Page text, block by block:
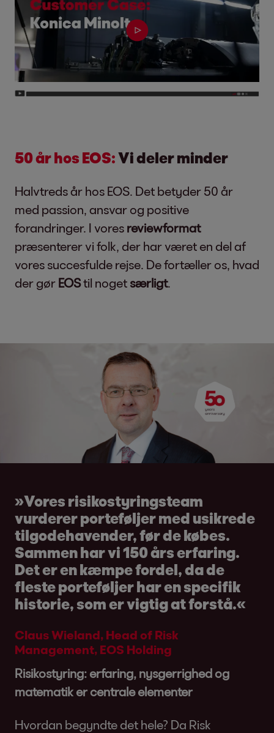
50 år hos EOS:Vi deler minder
Halvtreds år hos EOS. Det betyder 50 år
med passion, ansvar og positive
forandringer. I vores reviewformat
præsenterer vi folk, der har været en del af
vores succesfulde rejse. De fortæller os, hvad
der gør EOStil noget særligt.
»Vores risikostyringsteam
vurderer porteføljer med usikrede
tilgodehavender, før de købes.
Sammen har vi 150 års erfaring.
Det er en kæmpe fordel, da de
fleste porteføljer har en specifik
historie, som er vigtig at forstå.«
Claus Wieland, Head of Risk
Management, EOS Holding
Risikostyring: erfaring, nysgerrighed og
matematik er centrale elementer
Hvordan begyndte det hele? Da Risk